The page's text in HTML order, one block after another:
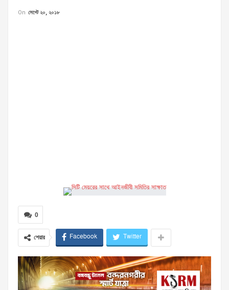
On সেপ্টে ২০, ২০১৮
0
শেয়ার Facebook Twitter